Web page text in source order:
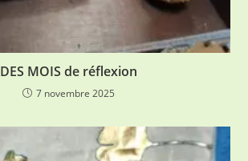
DES MOIS de réflexion
7 novembre 2025